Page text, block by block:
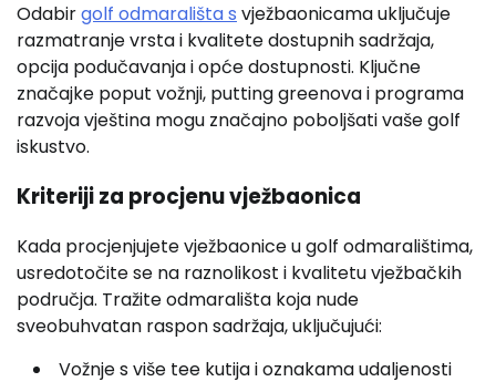
Odabirgolf odmarališta s vježbaonicama uključuje
razmatranje vrsta i kvalitete dostupnih sadržaja,
opcija podučavanja i opće dostupnosti. Ključne
značajke poput vožnji, putting greenova i programa
razvoja vještina mogu značajno poboljšati vaše golf
iskustvo.
Kriteriji za procjenu vježbaonica
Kada procjenjujete vježbaonice u golf odmaralištima,
usredotočite se na raznolikost i kvalitetu vježbačkih
područja. Tražite odmarališta koja nude
sveobuhvatan raspon sadržaja, uključujući:
Vožnje s više tee kutija i oznakama udaljenosti